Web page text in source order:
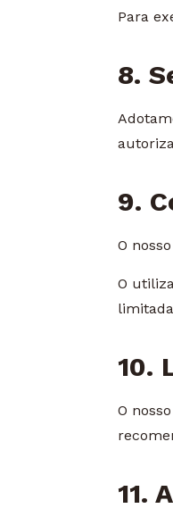
Para
8.
9.
O
O
10.
O
11.